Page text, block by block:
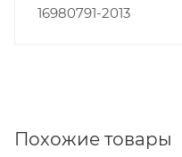
16980791-2013
Похожие товары